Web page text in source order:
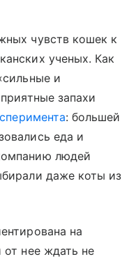
чувств кошек к
ученых. Как
и
запахи
: большей
еда и
людей
даже коты из
на
от нее ждать не